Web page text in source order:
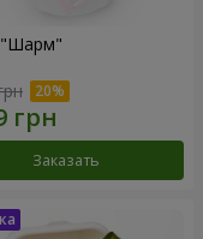
"Шарм"
Заказать